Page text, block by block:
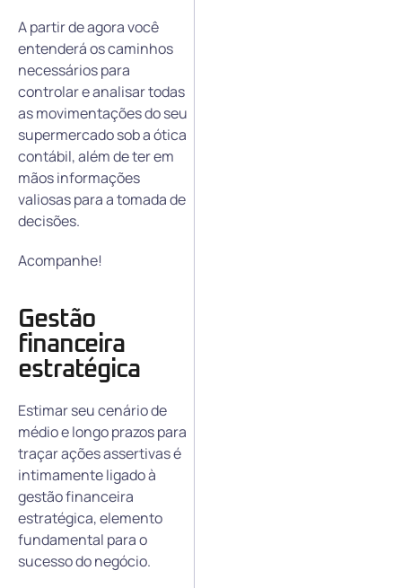
A partir de agora você
entenderá os caminhos
necessários para
controlar e analisar todas
as movimentações do seu
supermercado sob a ótica
contábil, além de ter em
mãos informações
valiosas para a tomada de
decisões.
Acompanhe!
Gestão
financeira
estratégica
Estimar seu cenário de
médio e longo prazos para
traçar ações assertivas é
intimamente ligado à
gestão financeira
estratégica, elemento
fundamental para o
sucesso do negócio.